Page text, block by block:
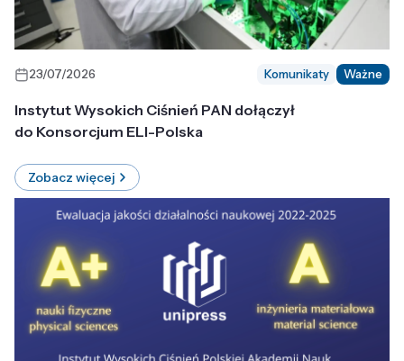
23/07/2026 Komunikaty Ważne
Instytut Wysokich Ciśnień PAN dołączył
do Konsorcjum ELI-Polska
Zobacz więcej